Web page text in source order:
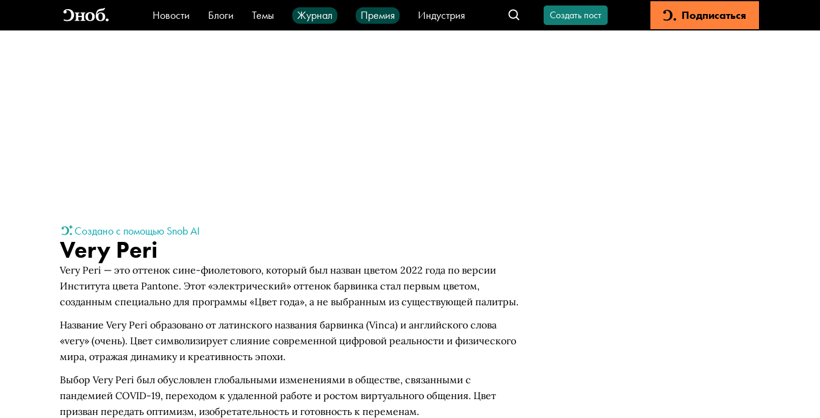
Новости Блоги Темы Журнал Премия
Индустрия
Стиль
Видео Город IT-продукты
Создать пост Подписаться
Создано с помощью Snob AI
Very Peri
Very Peri — это оттенок сине-фиолетового, который был назван цветом 2022 года по версии
Института цвета Pantone. Этот «электрический» оттенок барвинка стал первым цветом,
созданным специально для программы «Цвет года», а не выбранным из существующей палитры.
Название Very Peri образовано от латинского названия барвинка (Vinca) и английского слова
«very» (очень). Цвет символизирует слияние современной цифровой реальности и физического
мира, отражая динамику и креативность эпохи.
Выбор Very Peri был обусловлен глобальными изменениями в обществе, связанными с
пандемией COVID-19, переходом к удаленной работе и ростом виртуального общения. Цвет
призван передать оптимизм, изобретательность и готовность к переменам.